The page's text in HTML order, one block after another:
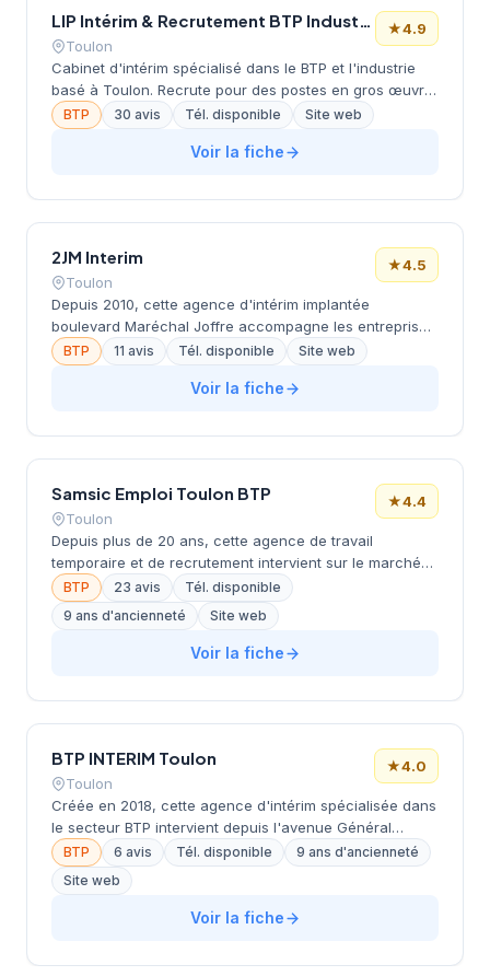
LIP Intérim & Recrutement BTP Industrie
Toulon
★4.9
Cabinet d'intérim spécialisé dans le BTP et l'industrie
basé à Toulon. Recrute pour des postes en gros œuvre,
second œuvre, travaux publics et espaces verts
(menuisiers, plombiers, électriciens, maçons,
conducteurs d'engins, etc.). Note excellente (4.9/5).
BTP 30 avis Tél. disponible Site web
Voir la fiche
2JM Interim
Toulon
★4.5
Depuis 2010, cette agence d'intérim implantée
boulevard Maréchal Joffre accompagne les entreprises
toulonnaises dans leurs besoins de recrutement
temporaire et permanent. La structure développe une
approche de proximité avec les acteurs économiques
l'industrie et des services. Avec une note de 4,5/5 sur
Google basée sur 11 avis clients, elle témoigne d'une
BTP 11 avis Tél. disponible Site web
Voir la fiche
Samsic Emploi Toulon BTP
Toulon
★4.4
Depuis plus de 20 ans, cette agence de travail
temporaire et de recrutement intervient sur le marché
de l'emploi toulonnais depuis ses locaux de l'avenue
Franklin Roosevelt. La structure fait partie du réseau
Samsic Emploi, spécialisé dans l'intérim, le recrutement
en CDI/CDD et l'accompagnement des entreprises dans
françaises.
BTP 23 avis
Tél. disponible
9 ans d'ancienneté
Site web
Voir la fiche
BTP INTERIM Toulon
Toulon
★4.0
Créée en 2018, cette agence d'intérim spécialisée dans
le secteur BTP intervient depuis l'avenue Général
Nogues à Toulon. La structure développe son activité
de placement temporaire auprès des entreprises de
construction et du bâtiment de la région toulonnaise.
Avec une note de 4/5 étoiles sur Google, elle bénéficie
BTP 6 avis Tél. disponible
9 ans d'ancienneté
Site web
Voir la fiche